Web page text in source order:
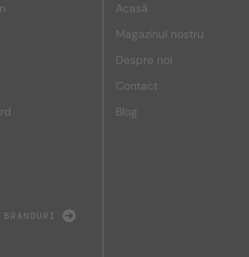
Acasă
Magazinul nostru
Despre noi
Contact
Blog